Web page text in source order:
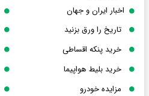
اخبار ایران و جهان
تاریخ را ورق بزنید
خرید پنکه اقساطی
خرید بلیط هواپیما
مزایده خودرو